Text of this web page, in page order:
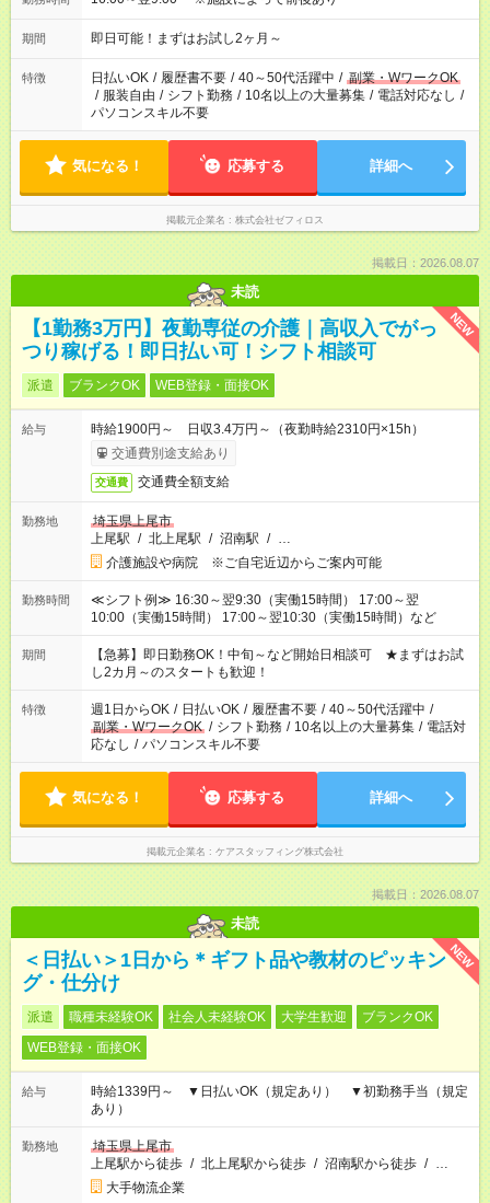
期間 即日可能！まずはお試し2ヶ月～
特徴 日払いOK / 履歴書不要 / 40～50代活躍中 / 副業・WワークOK
/ 服装自由 / シフト勤務 / 10名以上の大量募集 / 電話対応なし /
パソコンスキル不要
気になる！ 応募する 詳細へ
掲載元企業名 株式会社ゼフィロス
掲載日：2026.08.07
未読
NEW
【1勤務3万円】夜勤専従の介護｜高収入でがっ
つり稼げる！即日払い可！シフト相談可
派遣 ブランクOK WEB登録・面接OK
給与
時給1900円～ 日収3.4万円～（夜勤時給2310円×15h）
交通費別途支給あり
交通費 交通費全額支給
勤務地
埼玉県上尾市
上尾駅 / 北上尾駅 / 沼南駅 / …
介護施設や病院 ※ご自宅近辺からご案内可能
勤務時間
≪シフト例≫ 16:30～翌9:30（実働15時間） 17:00～翌
10:00（実働15時間） 17:00～翌10:30（実働15時間）など
期間
【急募】即日勤務OK！中旬～など開始日相談可 ★まずはお試
し2カ月～のスタートも歓迎！
特徴 週1日からOK / 日払いOK / 履歴書不要 / 40～50代活躍中 /
副業・WワークOK / シフト勤務 / 10名以上の大量募集 / 電話対
応なし / パソコンスキル不要
気になる！ 応募する 詳細へ
掲載元企業名 ケアスタッフィング株式会社
掲載日：2026.08.07
未読
NEW
＜日払い＞1日から＊ギフト品や教材のピッキン
グ・仕分け
派遣 職種未経験OK 社会人未経験OK 大学生歓迎
ブランクOK
WEB登録・面接OK
給与
時給1339円～ ▼日払いOK（規定あり） ▼初勤務手当（規定
あり）
勤務地
埼玉県上尾市
上尾駅から徒歩 / 北上尾駅から徒歩 / 沼南駅から徒歩 / …
大手物流企業